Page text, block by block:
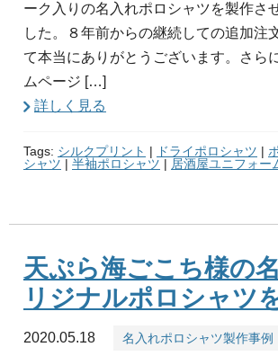
ーク入りの名入れポロシャツを製作さ
した。８年前からの継続しての追加注
て本当にありがとうございます。さら
ムページ […]
詳しく見る
Tags: シルクプリント | ドライポロシャツ |
シャツ | 半袖ポロシャツ | 居酒屋ユニフォー
天ぷら海ごこち様の
リジナルポロシャツ
2020.05.18 名入れポロシャツ製作事例